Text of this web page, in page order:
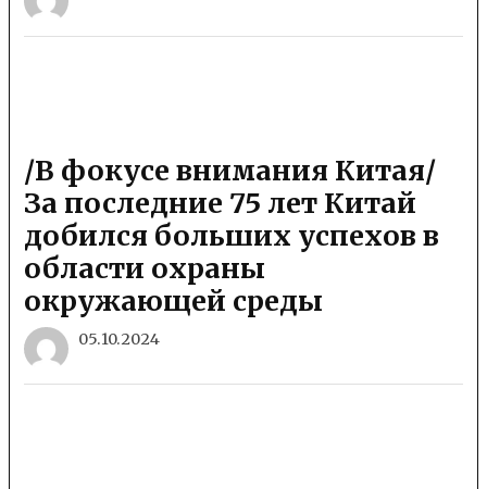
/В фокусе внимания Китая/
За последние 75 лет Китай
добился больших успехов в
области охраны
окружающей среды
05.10.2024